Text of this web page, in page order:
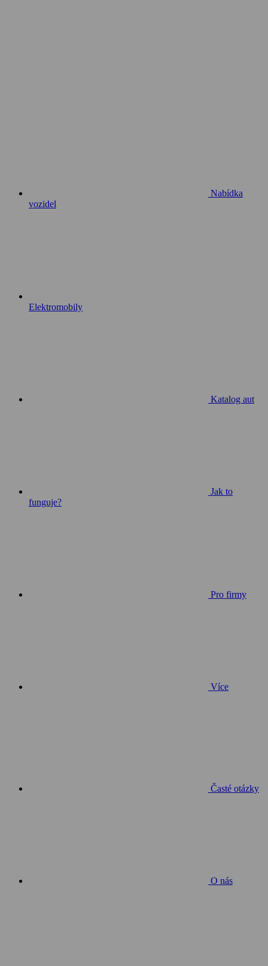
Nabídka
vozidel
Elektromobily
Katalog aut
Jak to
funguje?
Pro firmy
Více
Časté otázky
O nás